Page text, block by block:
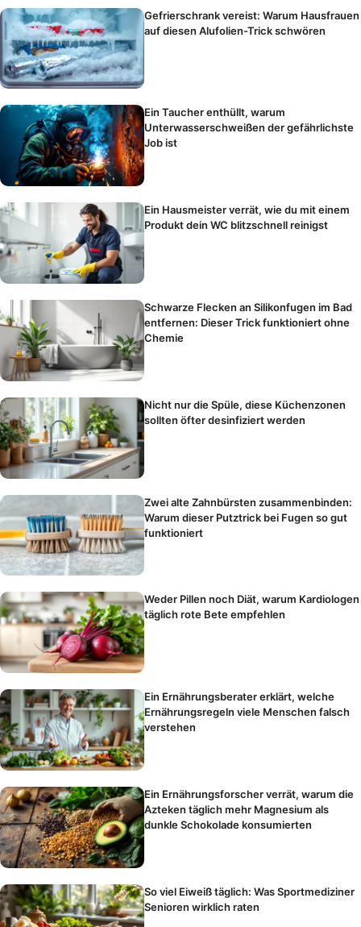
Gefrierschrank vereist: Warum Hausfrauen
auf diesen Alufolien-Trick schwören
Ein Taucher enthüllt, warum
Unterwasserschweißen der gefährlichste
Job ist
Ein Hausmeister verrät, wie du mit einem
Produkt dein WC blitzschnell reinigst
Schwarze Flecken an Silikonfugen im Bad
entfernen: Dieser Trick funktioniert ohne
Chemie
Nicht nur die Spüle, diese Küchenzonen
sollten öfter desinfiziert werden
Zwei alte Zahnbürsten zusammenbinden:
Warum dieser Putztrick bei Fugen so gut
funktioniert
Weder Pillen noch Diät, warum Kardiologen
täglich rote Bete empfehlen
Ein Ernährungsberater erklärt, welche
Ernährungsregeln viele Menschen falsch
verstehen
Ein Ernährungsforscher verrät, warum die
Azteken täglich mehr Magnesium als
dunkle Schokolade konsumierten
So viel Eiweiß täglich: Was Sportmediziner
Senioren wirklich raten